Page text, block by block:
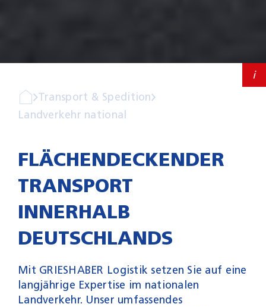
i
Transport & Spedition
Landverkehr national
FLÄCHENDECKENDER
TRANSPORT
INNERHALB
DEUTSCHLANDS
Mit GRIESHABER Logistik setzen Sie auf eine
langjährige Expertise im nationalen
Landverkehr. Unser umfassendes